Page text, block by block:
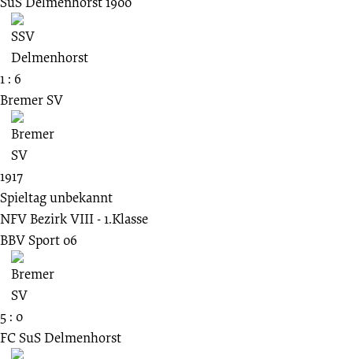
1 : 6
Bremer SV
1917
Spieltag unbekannt
NFV Bezirk VIII - 1.Klasse
BBV Sport 06
5 : 0
FC SuS Delmenhorst